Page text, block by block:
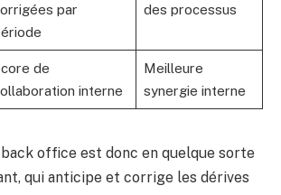
par
des processus
de
interne
Meilleure
synergie interne
office est donc en quelque sorte
qui anticipe et corrige les dérives